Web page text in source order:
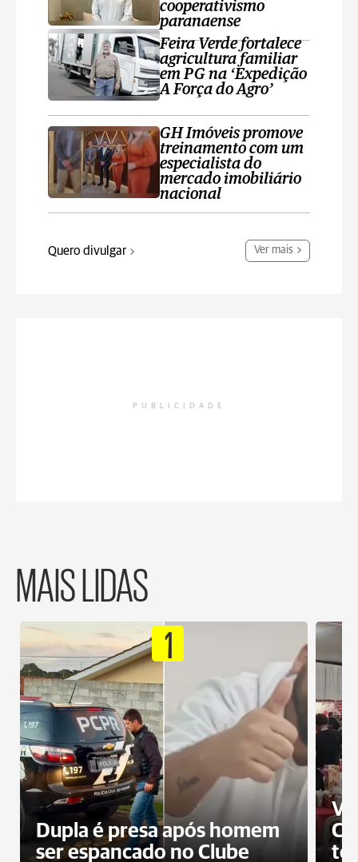
cooperativismo
paranaense
Feira Verde fortalece
agricultura familiar
em PG na ‘Expedição
A Força do Agro’
GH Imóveis promove
treinamento com um
especialista do
mercado imobiliário
nacional
Quero divulgar Ver mais
PUBLICIDADE
MAIS LIDAS
1
Dupla é presa após homem
ser espancado no Clube